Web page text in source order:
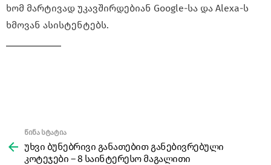
ხომ მარტივად უკავშირდებიან Google-სა და Alexa-ს
ხმოვან ასისტენტებს.
more
წინა სტატია
უხვი ბუნებრივი განათებით განებივრებული
კოტეჯები – 8 საინტერესო მაგალითი